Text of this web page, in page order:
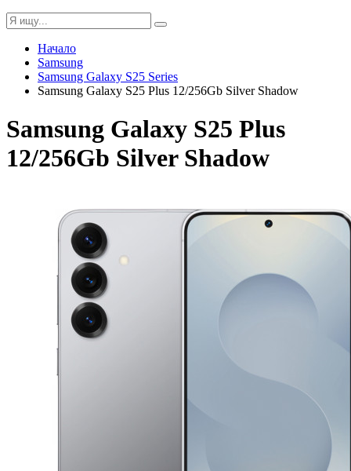
Начало
Samsung
Samsung Galaxy S25 Series
Samsung Galaxy S25 Plus 12/256Gb Silver Shadow
Samsung Galaxy S25 Plus
12/256Gb Silver Shadow